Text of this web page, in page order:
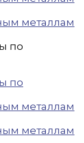
металлам
по
по
металлам
металлам